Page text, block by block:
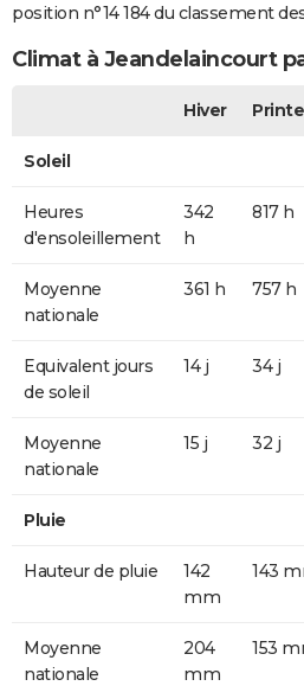
position n°14 184 du classement
Climat à Jeandelaincourt
Hiver
Soleil
Heures
d'ensoleillement
342
h
817 h
Moyenne
nationale
361 h 757 h
Equivalent jours
de soleil
14 j 34 j
Moyenne
nationale
15 j 32 j
Pluie
Hauteur de pluie
142
mm
143
Moyenne
nationale
204
mm
153